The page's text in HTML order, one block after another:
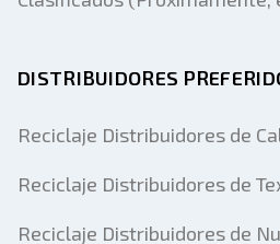
DISTRIBUIDORES
Reciclaje Distribuidores de
Reciclaje Distribuidores de
Reciclaje Distribuidores de